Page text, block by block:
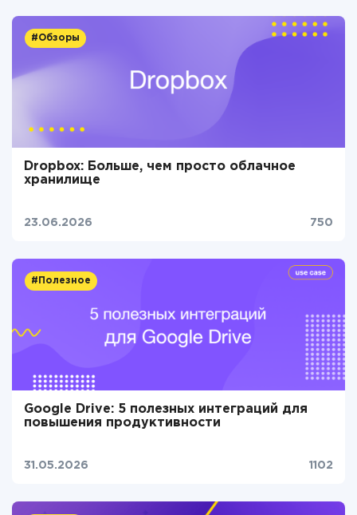
#Обзоры
Dropbox: Больше, чем просто облачное
хранилище
23.06.2026 750
#Полезное
Google Drive: 5 полезных интеграций для
повышения продуктивности
31.05.2026 1102